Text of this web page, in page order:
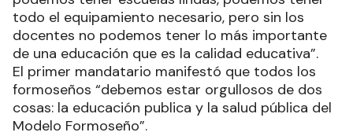
todo el equipamiento necesario, pero sin los
docentes no podemos tener lo más importante
de una educación que es la calidad educativa”.
El primer mandatario manifestó que todos los
formoseños “debemos estar orgullosos de dos
cosas: la educación publica y la salud pública del
Modelo Formoseño”.